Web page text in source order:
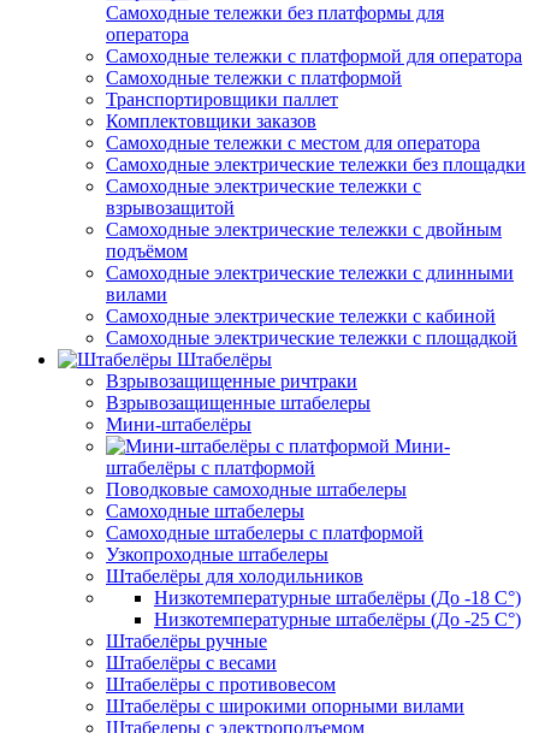
Самоходные тележки без платформы для
оператора
Самоходные тележки с платформой для оператора
Самоходные тележки с платформой
Транспортировщики паллет
Комплектовщики заказов
Самоходные тележки с местом для оператора
Самоходные электрические тележки без площадки
Самоходные электрические тележки с
взрывозащитой
Самоходные электрические тележки с двойным
подъёмом
Самоходные электрические тележки с длинными
вилами
Самоходные электрические тележки с кабиной
Самоходные электрические тележки с площадкой
Штабелёры
Взрывозащищенные ричтраки
Взрывозащищенные штабелеры
Мини-штабелёры
Мини-
штабелёры с платформой
Поводковые самоходные штабелеры
Самоходные штабелеры
Самоходные штабелеры с платформой
Узкопроходные штабелеры
Штабелёры для холодильников
Низкотемпературные штабелёры (До -18 C°)
Низкотемпературные штабелёры (До -25 C°)
Штабелёры ручные
Штабелёры с весами
Штабелёры с противовесом
Штабелёры с широкими опорными вилами
Штабелеры с электроподъемом